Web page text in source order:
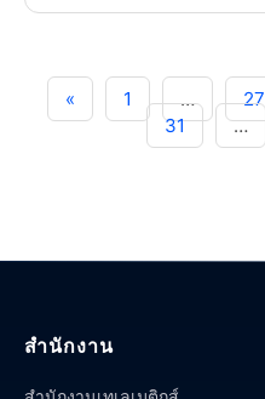
ต่อ
for
« 1 … 27
31
…
สำนักงาน